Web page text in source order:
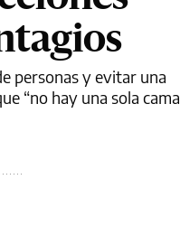
personas y evitar una
“no hay una sola cama